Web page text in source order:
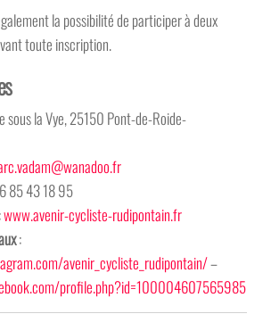
la possibilité de participer à deux
toute inscription.
sous la Vye, 25150 Pont-de-Roide-
85 43 18 95
:www.avenir-cycliste-rudipontain.fr
:
avenir_cycliste_rudipontain/–
profile.php?id=100004607565985